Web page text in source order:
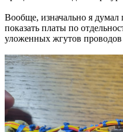
Вообще, изначально я думал
показать платы по
уложенных жгутов